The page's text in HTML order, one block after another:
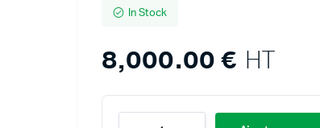
In Stock
8,000.00€ HT